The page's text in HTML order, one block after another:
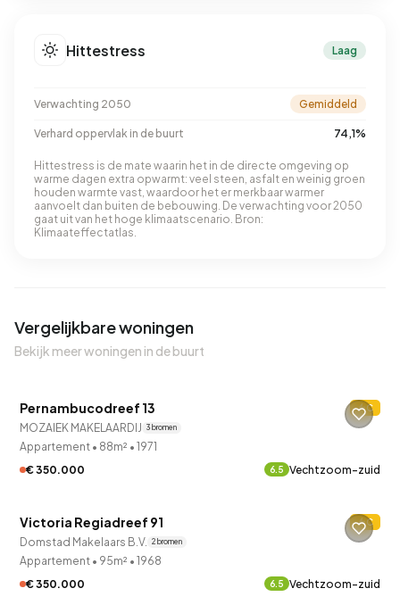
Hittestress Laag
Verwachting 2050 Gemiddeld
Verhard oppervlak in de buurt 74,1%
Hittestress is de mate waarin het in de directe omgeving op
warme dagen extra opwarmt: veel steen, asfalt en weinig groen
houden warmte vast, waardoor het er merkbaar warmer
aanvoelt dan buiten de bebouwing. De verwachting voor 2050
gaat uit van het hoge klimaatscenario. Bron:
Klimaateffectatlas.
Vergelijkbare woningen
Bekijk meer woningen in de buurt
QUICKLANE™
Pernambucodreef 13 C
MOZAIEK MAKELAARDIJ 3 bronnen
Appartement • 88m² • 1971
€ 350.000
6.5 Vechtzoom-zuid
Verkocht onder voorbehoud
QUICKLANE™
Victoria Regiadreef 91 C
Domstad Makelaars B.V. 2 bronnen
Appartement • 95m² • 1968
€ 350.000
6.5 Vechtzoom-zuid
QUICKLANE™